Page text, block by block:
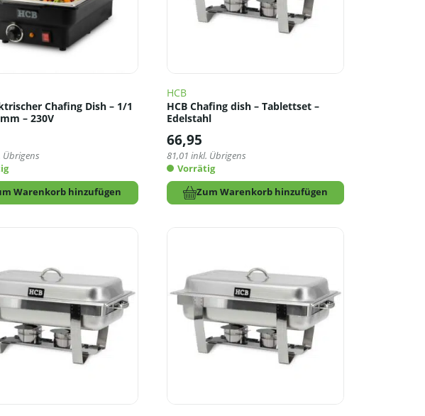
Chafing Dish – 1/1
– 230V
Übrigens
Warenkorb hinzufügen
HCB
HCB Chafing dish – Tablettset –
Edelstahl
66,95
81,01 inkl. Übrigens
Vorrätig
Zum Warenkorb hinzufügen